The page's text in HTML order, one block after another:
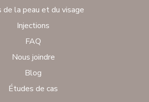
de la peau et du visage
Injections
FAQ
Nous joindre
Blog
Études de cas